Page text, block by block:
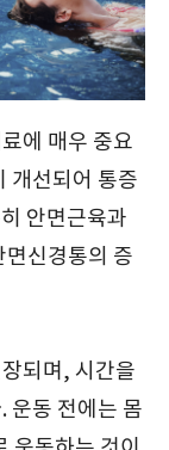
에 매우 중요
개선되어 통증
안면근육과
면신경통의 증
되며, 시간을
운동 전에는 몸